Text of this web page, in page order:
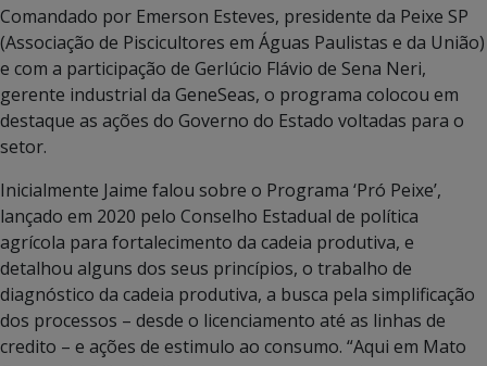
Comandado por Emerson Esteves, presidente da Peixe SP
(Associação de Piscicultores em Águas Paulistas e da União)
e com a participação de Gerlúcio Flávio de Sena Neri,
gerente industrial da GeneSeas, o programa colocou em
destaque as ações do Governo do Estado voltadas para o
setor.
Inicialmente Jaime falou sobre o Programa ‘Pró Peixe’,
lançado em 2020 pelo Conselho Estadual de política
agrícola para fortalecimento da cadeia produtiva, e
detalhou alguns dos seus princípios, o trabalho de
diagnóstico da cadeia produtiva, a busca pela simplificação
dos processos – desde o licenciamento até as linhas de
credito – e ações de estimulo ao consumo. “Aqui em Mato